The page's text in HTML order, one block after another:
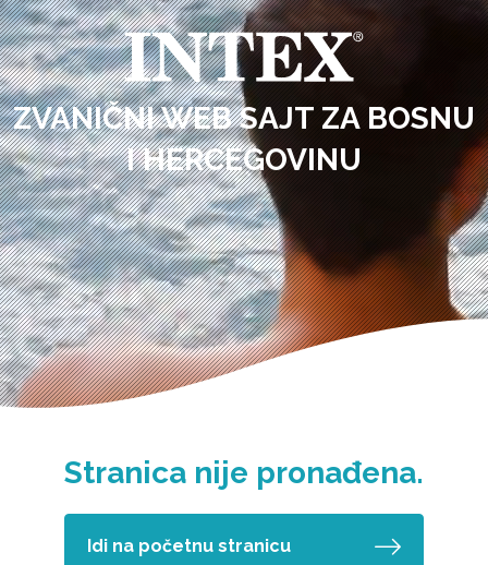
ZVANIČNI WEB SAJT ZA BOSNU
I HERCEGOVINU
Stranica nije pronađena.
Idi na početnu stranicu